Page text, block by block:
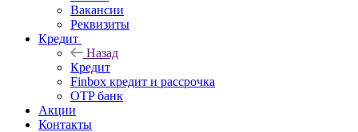
Вакансии
Реквизиты
Кредит
Назад
Кредит
Finbox кредит и рассрочка
OTP банк
Акции
Контакты